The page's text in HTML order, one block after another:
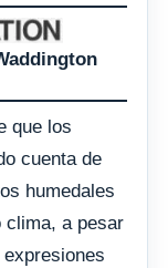
que los
cuenta de
humedales
clima, a pesar